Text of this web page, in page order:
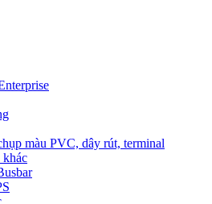
màu PVC, dây rút, terminal
khác